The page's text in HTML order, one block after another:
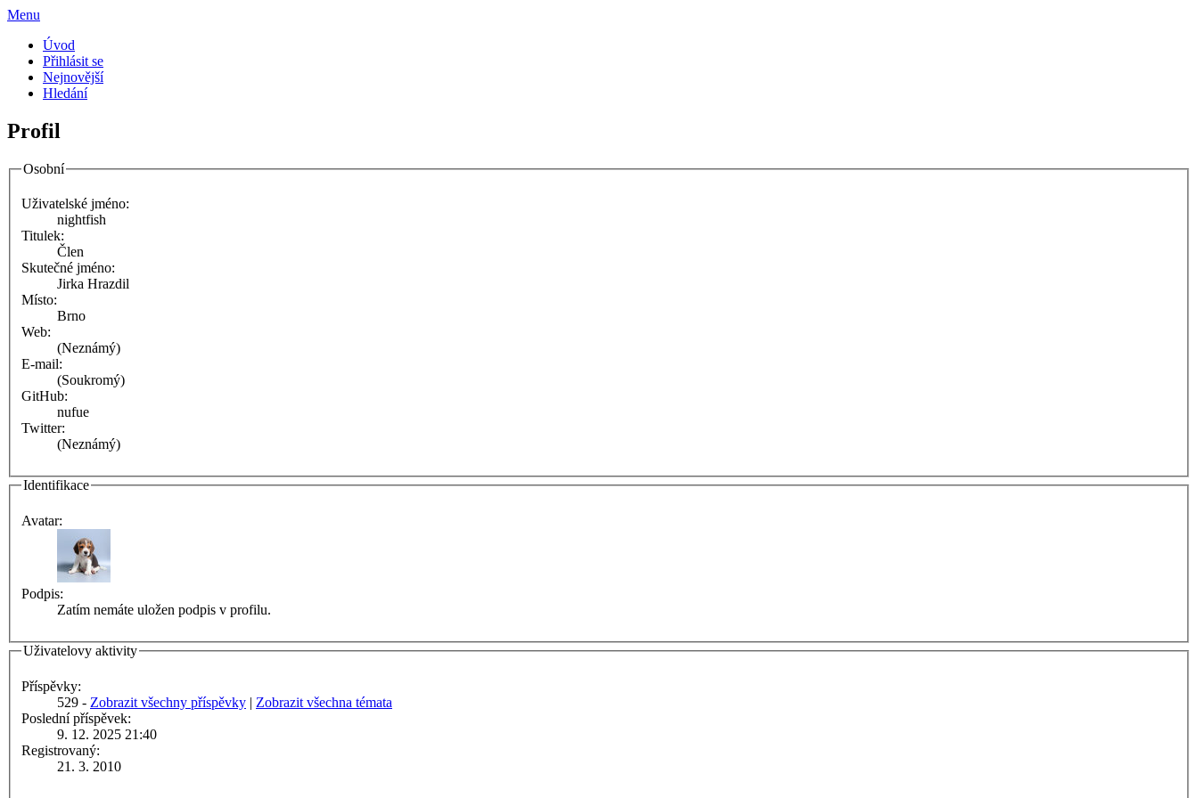
Menu
Úvod
Přihlásit se
Nejnovější
Hledání
Profil
Osobní
Uživatelské jméno:
nightfish
Titulek:
Člen
Skutečné jméno:
Jirka Hrazdil
Místo:
Brno
Web:
(Neznámý)
E-mail:
(Soukromý)
GitHub:
nufue
Twitter:
(Neznámý)
Identifikace
Avatar:
Podpis:
Zatím nemáte uložen podpis v profilu.
Uživatelovy aktivity
Příspěvky:
529 - Zobrazit všechny příspěvky | Zobrazit všechna témata
Poslední příspěvek:
9. 12. 2025 21:40
Registrovaný:
21. 3. 2010